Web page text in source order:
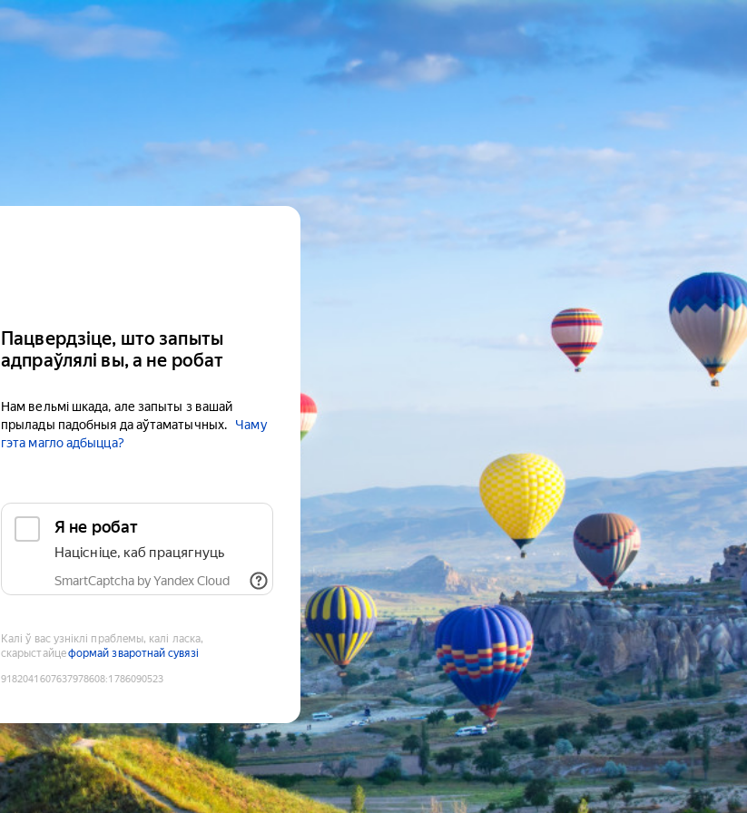
Пацвердзіце, што запыты
адпраўлялі вы, а не робат
Нам вельмі шкада, але запыты з вашай
прылады падобныя да аўтаматычных.
Чаму
гэта магло адбыцца?
Я не робат
Націсніце, каб працягнуць
SmartCaptcha by Yandex Cloud
Калі ў вас узніклі праблемы, калі ласка,
скарыстайцеформай зваротнай сувязі
9182041607637978608:1786090523